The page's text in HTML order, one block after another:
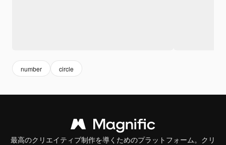
number circle
最高のクリエイティブ制作を導くためのプラットフォーム。クリ